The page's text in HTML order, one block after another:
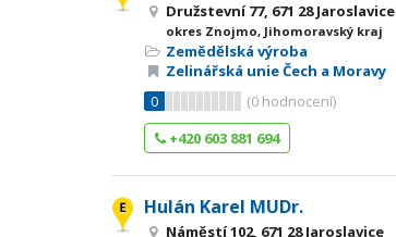
Družstevní 77, 671 28 Jaroslavice
okres Znojmo, Jihomoravský kraj
Zemědělská výroba
Zelinářská unie Čech a Moravy
0
(0 hodnocení)
+420 603 881 694
Hulán Karel MUDr.
Náměstí 102, 671 28 Jaroslavice